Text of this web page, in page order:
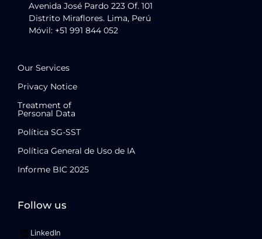
Avenida José Pardo 223 Of. 101
Distrito Miraflores. Lima, Perú
Móvil: +51 991 844 052
Our Services
Privacy Notice
Treatment of
Personal Data
Política SG-SST
Política General de Uso de IA
Informe BIC 2025
Follow us
LinkedIn